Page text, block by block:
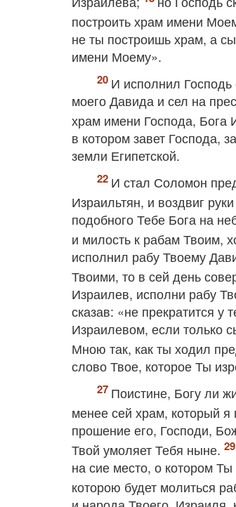
построить храм имени
не ты построишь храм, а
имени Моему».
И исполнил Господь
моего Давида и сел на
храм имени Господа, Бога
в котором завет Господа,
земли Египетской.
И стал Соломон
Израильтян, и воздвиг
подобного Тебе Бога на
и милость к рабам Твоим,
исполнил рабу Твоему
Твоими, то в сей день
Израилев, исполни рабу
сказав: «не прекратится
Израилевом, если только
Мною так, как ты ходил
слово Твое, которое Ты
Поистине, Богу ли
менее сей храм, который я
прошение его, Господи,
Твой умоляет Тебя ныне.
на сие место, о котором
которою будет молиться